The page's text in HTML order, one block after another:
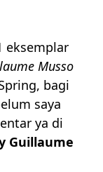
eksemplar
Musso
bagi
saya
ya di
Guillaume